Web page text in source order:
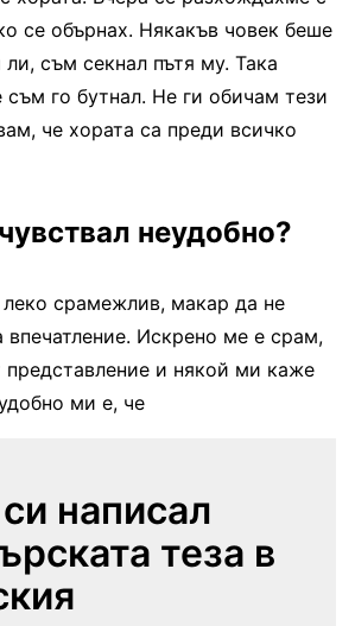
се обърнах. Някакъв човек беше
съм секнал пътя му. Така
го бутнал. Не ги обичам тези
че хората са преди всичко
неудобно?
срамежлив, макар да не
впечатление. Искрено ме е срам,
представление и някой ми каже
ми е, че
написал
теза в